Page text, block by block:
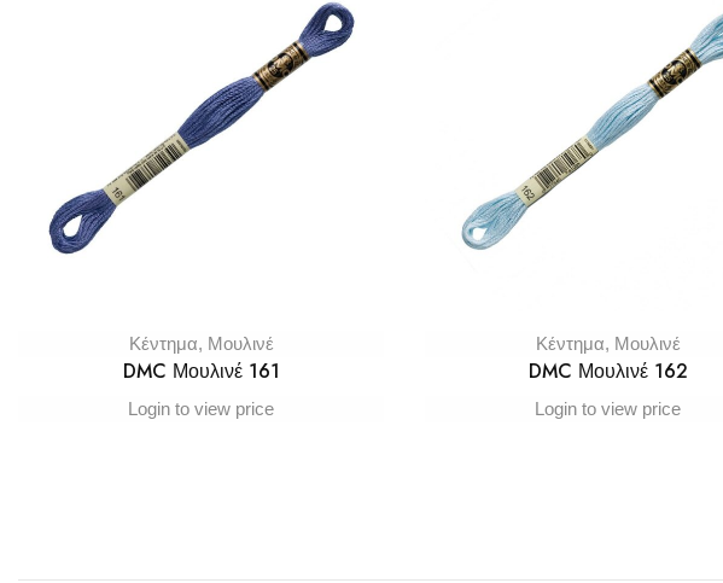
Κέντημα, Μουλινέ
DMC Μουλινέ 161
Login to view price
Κέντημα, Μουλινέ
DMC Μουλινέ 162
Login to view price